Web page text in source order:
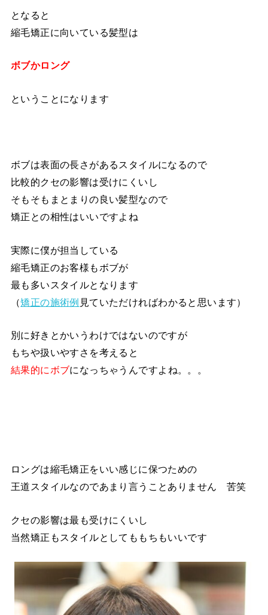
となると
縮毛矯正に向いている髪型は
ボブかロング
ということになります
ボブは表面の長さがあるスタイルになるので
比較的クセの影響は受けにくいし
そもそもまとまりの良い髪型なので
矯正との相性はいいですよね
実際に僕が担当している
縮毛矯正のお客様もボブが
最も多いスタイルとなります
（矯正の施術例 見ていただければわかると思います）
別に好きとかいうわけではないのですが
もちや扱いやすさを考えると
結果的にボブになっちゃうんですよね。。。
ロングは縮毛矯正をいい感じに保つための
王道スタイルなのであまり言うことありません 苦笑
クセの影響は最も受けにくいし
当然矯正もスタイルとしてももちもいいです